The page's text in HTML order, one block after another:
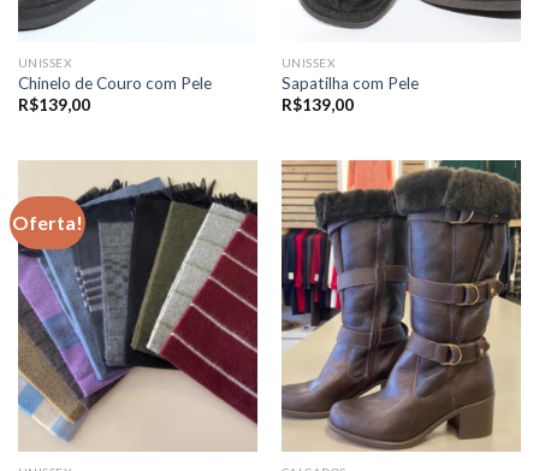
UNISSEX
Chinelo de Couro com Pele
R$139,00
UNISSEX
Sapatilha com Pele
R$139,00
Oferta!